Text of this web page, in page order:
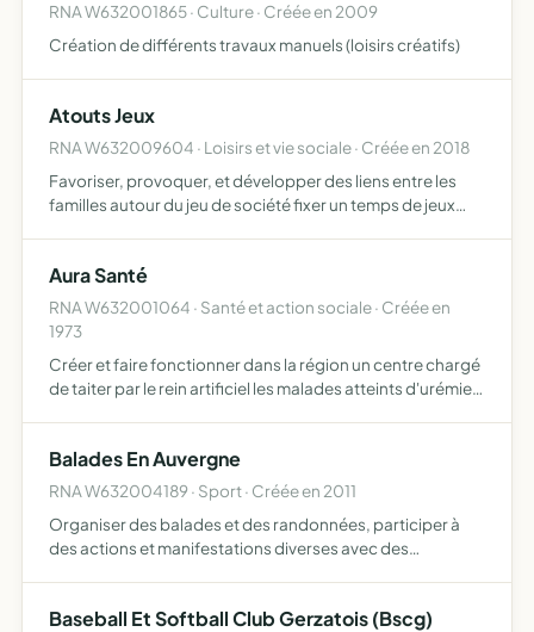
RNA W632001865 · Culture · Créée en 2009
Création de différents travaux manuels (loisirs créatifs)
Atouts Jeux
RNA W632009604 · Loisirs et vie sociale · Créée en 2018
Favoriser, provoquer, et développer des liens entre les
familles autour du jeu de société fixer un temps de jeux
Aura Santé
RNA W632001064 · Santé et action sociale · Créée en
1973
Créer et faire fonctionner dans la région un centre chargé
de taiter par le rein artificiel les malades atteints d'urémie
Balades En Auvergne
RNA W632004189 · Sport · Créée en 2011
Organiser des balades et des randonnées, participer à
des actions et manifestations diverses avec des
pourront …
Baseball Et Softball Club Gerzatois (Bscg)